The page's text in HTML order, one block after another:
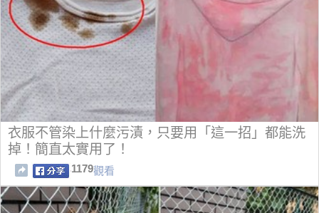
衣服不管染上什麼污漬，只要用「這一招」都能洗
掉！簡直太實用了！
1179觀看